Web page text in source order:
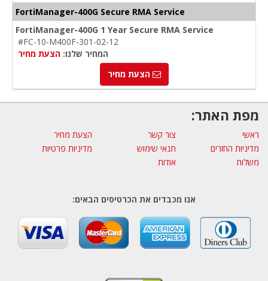
FortiManager-400G Secure RMA Service
FortiManager-400G 1 Year Secure RMA Service
#FC-10-M400F-301-02-12
המחיר שלנו: הצעת מחיר
הצעת מחיר
מפת האתר:
ראשי צור קשר
הצעת מחיר
מדיניות החזרים
תנאי שימוש
מדיניות פרטיות
משלוח
אודות
אנו מכבדים את הכרטיסים הבאים: